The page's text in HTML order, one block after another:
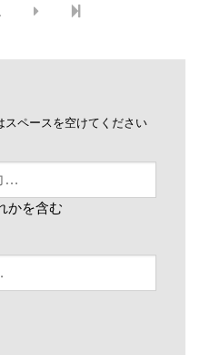
ペースを空けてください
かを含む